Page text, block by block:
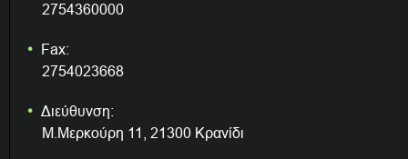
2754360000
Fax:
2754023668
Διεύθυνση:
Μ.Μερκούρη 11, 21300 Κρανίδι